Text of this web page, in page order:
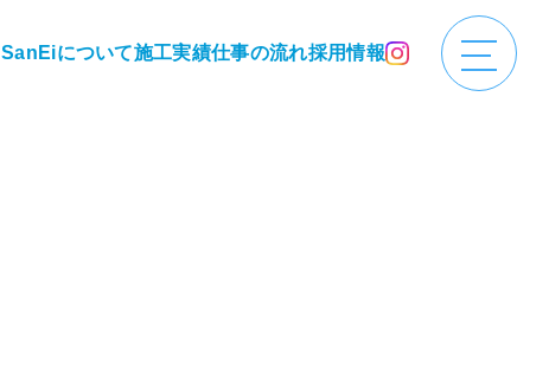
SanEiについて施工実績仕事の流れ採用情報